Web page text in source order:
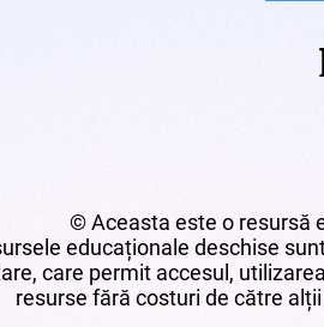
© Aceasta este o resursă
educaționale deschise
care permit accesul,
resurse fără costuri de către